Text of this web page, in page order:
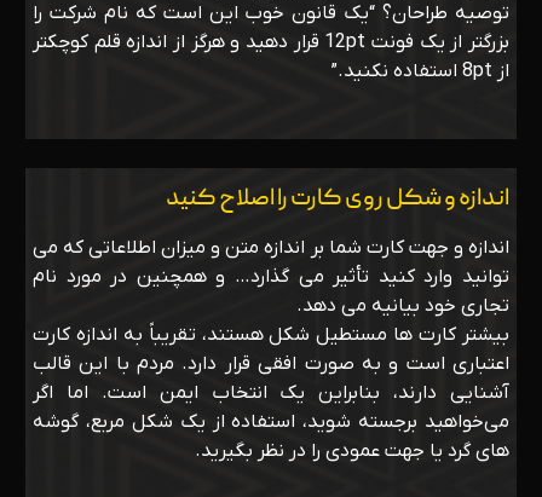
توصیه طراحان؟ “یک قانون خوب این است که نام شرکت را
بزرگتر از یک فونت 12pt قرار دهید و هرگز از اندازه قلم کوچکتر
از 8pt استفاده نکنید.”
اندازه و شکل روی کارت را اصلاح کنید
اندازه و جهت کارت شما بر اندازه متن و میزان اطلاعاتی که می
توانید وارد کنید تأثیر می گذارد… و همچنین در مورد نام
تجاری خود بیانیه می دهد.
بیشتر کارت ها مستطیل شکل هستند، تقریباً به اندازه کارت
اعتباری است و به صورت افقی قرار دارد. مردم با این قالب
آشنایی دارند، بنابراین یک انتخاب ایمن است. اما اگر
می‌خواهید برجسته شوید، استفاده از یک شکل مربع، گوشه
های گرد یا جهت عمودی را در نظر بگیرید.